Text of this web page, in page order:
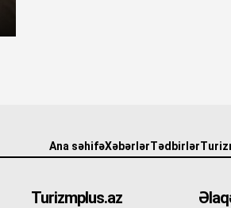
Ana səhifəXəbərlərTədbirlər
Turizmplus.az